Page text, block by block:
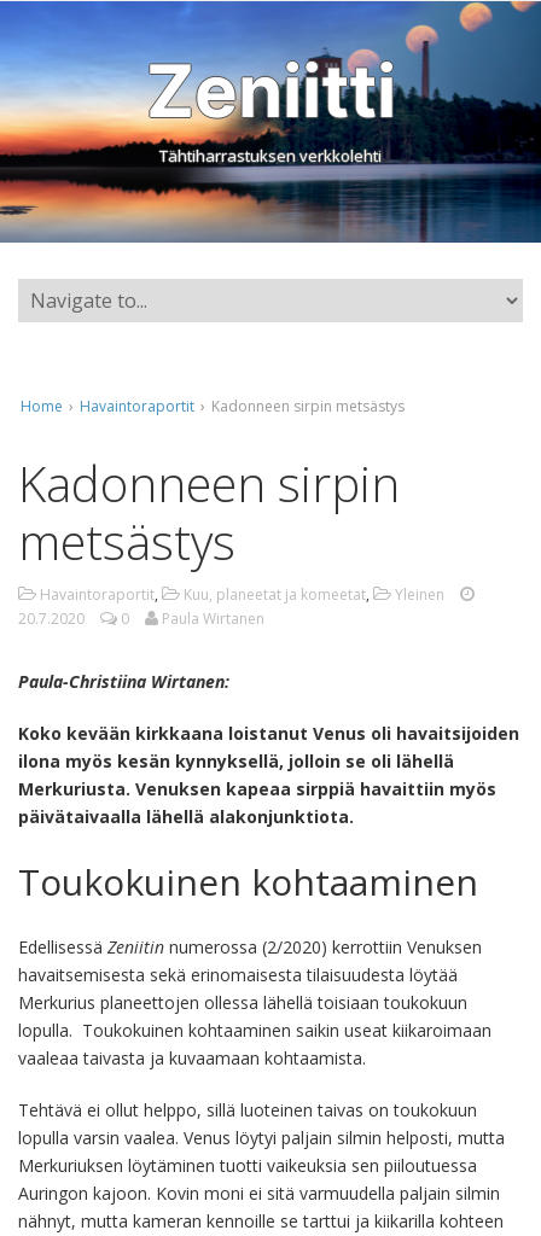
Zeniitti
Tähtiharrastuksen verkkolehti
Home › Havaintoraportit › Kadonneen sirpin metsästys
Kadonneen sirpin
metsästys
Havaintoraportit, Kuu, planeetat ja komeetat,
Yleinen
20.7.2020
0 Paula Wirtanen
Paula-Christiina Wirtanen:
Koko kevään kirkkaana loistanut Venus oli havaitsijoiden
ilona myös kesän kynnyksellä, jolloin se oli lähellä
Merkuriusta. Venuksen kapeaa sirppiä havaittiin myös
päivätaivaalla lähellä alakonjunktiota.
Toukokuinen kohtaaminen
Edellisessä Zeniitin numerossa (2/2020) kerrottiin Venuksen
havaitsemisesta sekä erinomaisesta tilaisuudesta löytää
Merkurius planeettojen ollessa lähellä toisiaan toukokuun
lopulla. Toukokuinen kohtaaminen saikin useat kiikaroimaan
vaaleaa taivasta ja kuvaamaan kohtaamista.
Tehtävä ei ollut helppo, sillä luoteinen taivas on toukokuun
lopulla varsin vaalea. Venus löytyi paljain silmin helposti, mutta
Merkuriuksen löytäminen tuotti vaikeuksia sen piiloutuessa
Auringon kajoon. Kovin moni ei sitä varmuudella paljain silmin
nähnyt, mutta kameran kennoille se tarttui ja kiikarilla kohteen